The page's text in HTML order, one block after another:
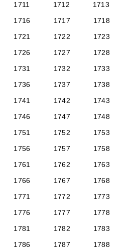
1711 1712
1713
1716 1717
1718
1721 1722
1723
1726 1727
1728
1731 1732
1733
1736 1737
1738
1741 1742
1743
1746 1747
1748
1751 1752
1753
1756 1757
1758
1761 1762
1763
1766 1767
1768
1771 1772
1773
1776 1777
1778
1781 1782
1783
1786 1787
1788